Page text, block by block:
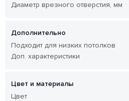
Диаметр врезного отверстия, мм
Дополнительно
Подходит для низких потолков
Доп. характеристики
Цвет и материалы
Цвет